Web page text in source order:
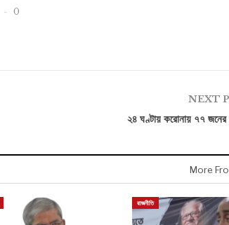
0
NEXT
২৪ ঘণ্টায় করোনায় ৭৭ জনের
More
রাজনীতি